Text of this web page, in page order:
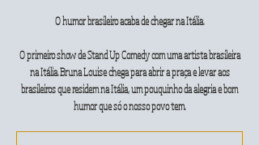
O humor brasileiro acaba de chegar na Itália.
O primeiro show de Stand Up Comedy com uma artista brasileira
na Itália. Bruna Louise chega para abrir a praça e levar aos
brasileiros que residem na Itália, um pouquinho da alegria e bom
humor que só o nosso povo tem.